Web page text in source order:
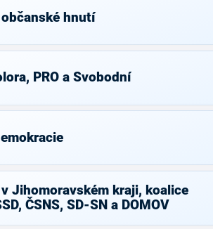
občanské hnutí
PRO a Svobodní
v Jihomoravském kraji, koalice
ČSNS, SD-SN a DOMOV